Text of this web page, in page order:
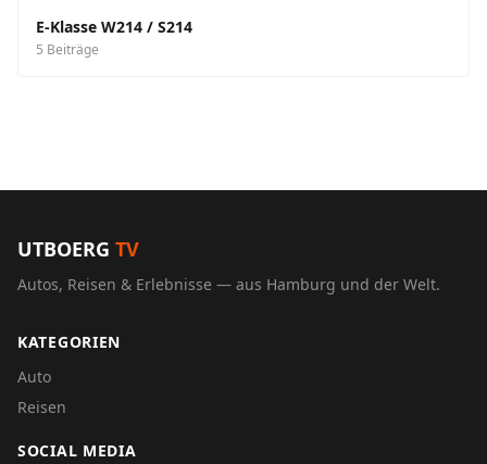
E-Klasse W214 / S214
5 Beiträge
UTBOERG TV
Autos, Reisen & Erlebnisse — aus Hamburg und der Welt.
KATEGORIEN
Auto
Reisen
SOCIAL MEDIA